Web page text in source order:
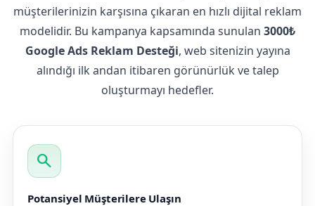
müşterilerinizin karşısına çıkaran en hızlı dijital reklam
modelidir. Bu kampanya kapsamında sunulan 3000₺
Google Ads Reklam Desteği, web sitenizin yayına
alındığı ilk andan itibaren görünürlük ve talep
oluşturmayı hedefler.
search
Potansiyel Müşterilere Ulaşın